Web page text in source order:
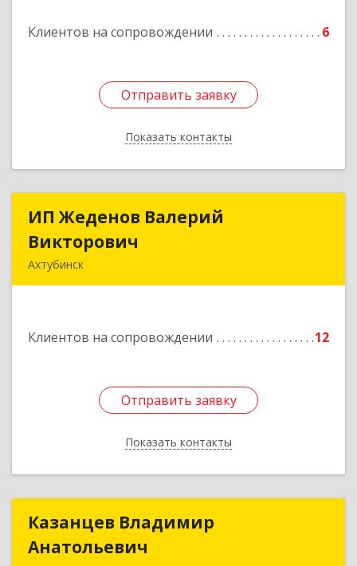
Клиентов на сопровождении 6
Отправить заявку
Показать контакты
Отправить заявку
Назад
ИП Жеденов Валерий
Викторович
Ахтубинск
Клиентов на сопровождении 12
Отправить заявку
Показать контакты
ИП Жеденов Валерий
Подробнее
Отправить заявку
Назад
Казанцев Владимир
Анатольевич
Казанцев Владимир